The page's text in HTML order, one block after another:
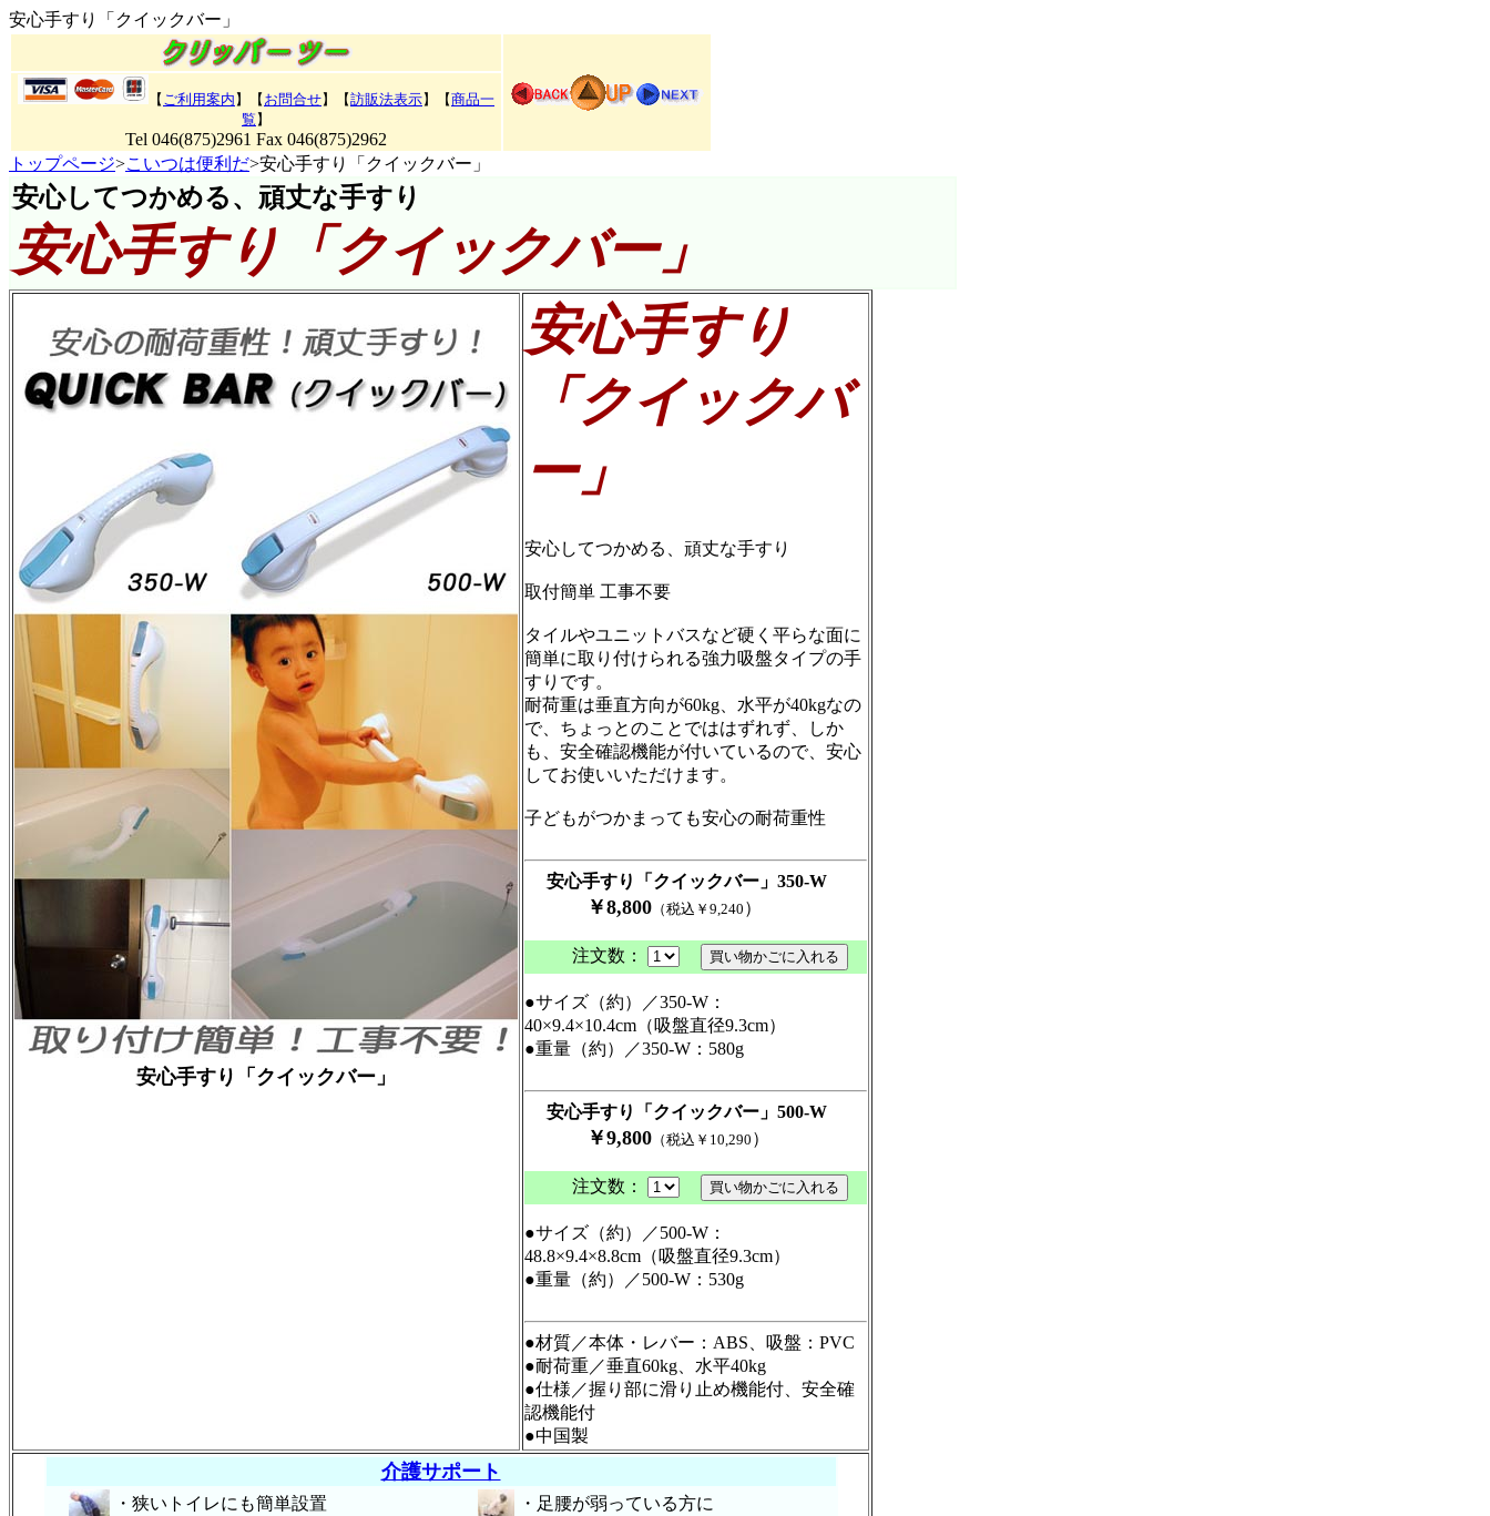
安心手すり「クイックバー」
【 ご利用案内 】【 お問合せ】【訪販法表示】【商品一
覧 】
Tel 046(875)2961 Fax 046(875)2962
トップページ>こいつは便利だ>安心手すり「クイックバー」
安心してつかめる、頑丈な手すり
安心手すり「クイックバー」
安心手すり「クイックバー」
安心手すり
「クイックバ
ー」
安心してつかめる、頑丈な手すり
取付簡単 工事不要
タイルやユニットバスなど硬く平らな面に
簡単に取り付けられる強力吸盤タイプの手
すりです。
耐荷重は垂直方向が60kg、水平が40kgなの
で、ちょっとのことでははずれず、しか
も、安全確認機能が付いているので、安心
してお使いいただけます。
子どもがつかまっても安心の耐荷重性
安心手すり「クイックバー」 350-W
￥8,800 （税込￥9,240 ）
注文数：
●サイズ（約）／350-W：
40×9.4×10.4cm（吸盤直径9.3cm）
●重量（約）／350-W：580g
安心手すり「クイックバー」 500-W
￥9,800 （税込￥10,290 ）
注文数：
●サイズ（約）／500-W：
48.8×9.4×8.8cm（吸盤直径9.3cm）
●重量（約）／500-W：530g
●材質／本体・レバー：ABS、吸盤：PVC
●耐荷重／垂直60kg、水平40kg
●仕様／握り部に滑り止め機能付、安全確
認機能付
●中国製
介護サポート
・狭いトイレにも簡単設置
・足腰が弱っている方に